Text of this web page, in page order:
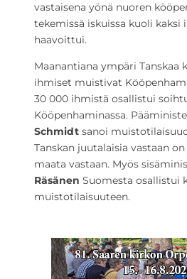
vastaisena yönä nuoren
tekemissä iskuissa kuoli kaksi
haavoittui.
Maanantiana ympäri
ihmiset muistivat
30 000 ihmistä osallistui
Kööpenhaminassa.
Schmidt sanoi
Tanskan juutalaisia vastaan
maata vastaan. Myös
Räsänen Suomesta osallistui
muistotilaisuuteen.